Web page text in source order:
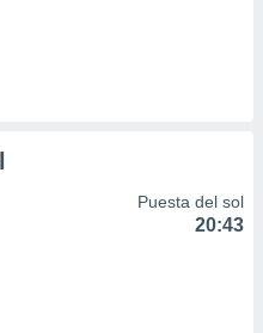
Puesta del sol
20:43